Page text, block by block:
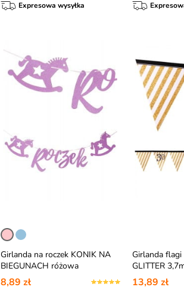
Expresowa wysyłka
Girlanda na roczek KONIK NA
BIEGUNACH różowa
8,89 zł
Girlanda flagi
GLITTER
13,89 zł